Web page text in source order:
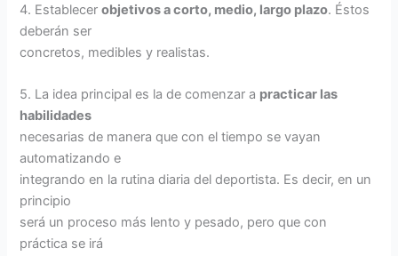
4. Establecerobjetivos a corto, medio, largo plazo. Éstos
deberán ser
concretos, medibles y realistas.
5. La idea principal es la de comenzar a practicar las
habilidades
necesarias de manera que con el tiempo se vayan
automatizando e
integrando en la rutina diaria del deportista. Es decir, en un
principio
será un proceso más lento y pesado, pero que con
práctica se irá